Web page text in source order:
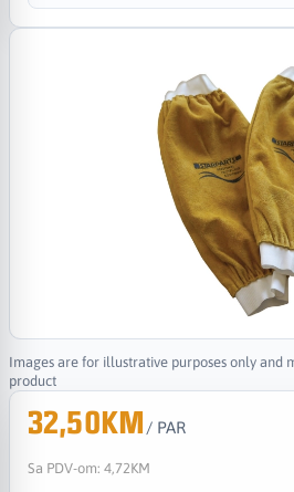
Images are for illustrative purposes only and
product
32,50KM / PAR
Sa PDV-om: 4,72KM